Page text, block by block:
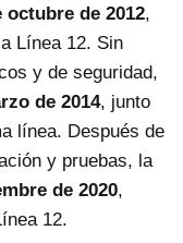
octubre de 2012,
Línea 12. Sin
y de seguridad,
de 2014, junto
línea. Después de
y pruebas, la
de 2020,
12.